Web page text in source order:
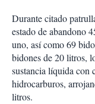
Durante citado
estado de abandono
uno, así como 69
bidones de 20 litros,
sustancia líquida con
hidrocarburos,
litros.